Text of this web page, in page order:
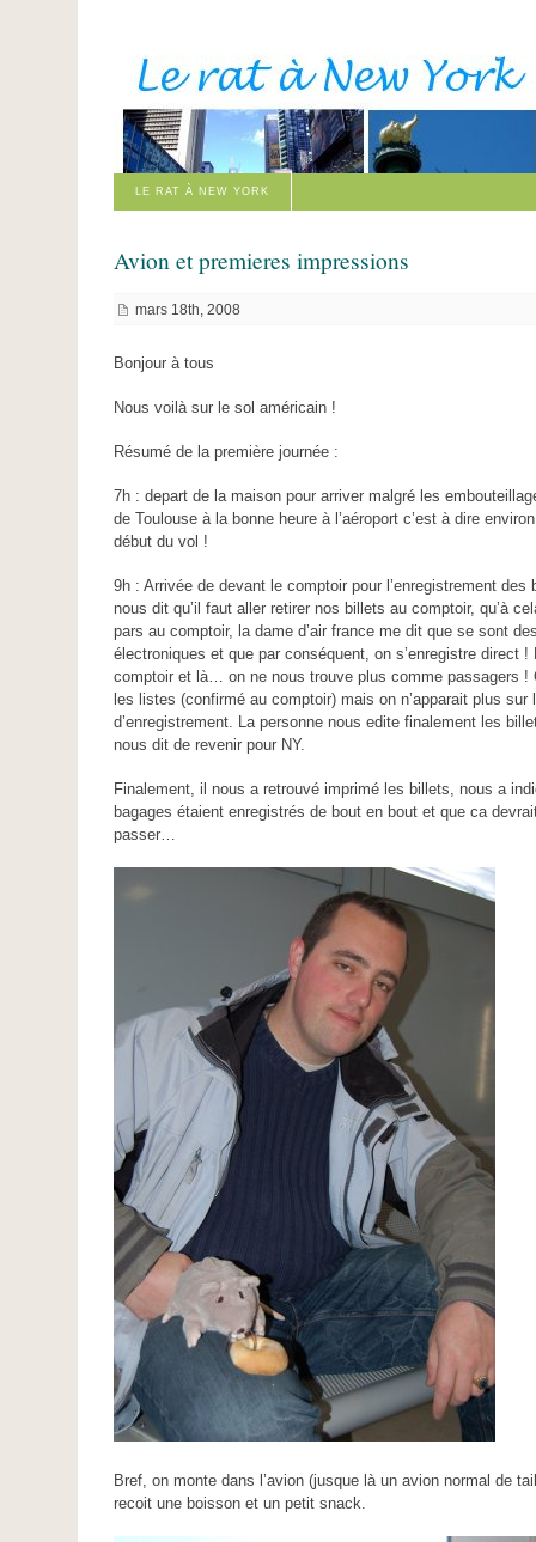
LE RAT À NEW YORK
Avion et premieres impressions
mars 18th, 2008
Bonjour à tous
Nous voilà sur le sol américain !
Résumé de la première journée :
7h : depart de la maison pour arriver malgré les
de Toulouse à la bonne heure à l’aéroport c’est à dire
début du vol !
9h : Arrivée de devant le comptoir pour l’enregistrement des
nous dit qu’il faut aller retirer nos billets au comptoir, qu’à
pars au comptoir, la dame d’air france me dit que se sont
électroniques et que par conséquent, on s’enregistre direct !
comptoir et là… on ne nous trouve plus comme passagers !
les listes (confirmé au comptoir) mais on n’apparait plus sur
d’enregistrement. La personne nous edite finalement les
nous dit de revenir pour NY.
Finalement, il nous a retrouvé imprimé les billets, nous a
bagages étaient enregistrés de bout en bout et que ca
passer…
Bref, on monte dans l’avion (jusque là un avion normal de
recoit une boisson et un petit snack.